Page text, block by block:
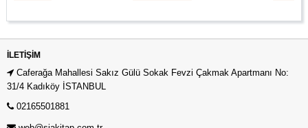
İLETIŞIM
Caferağa Mahallesi Sakız Gülü Sokak Fevzi Çakmak Apartmanı No:
31/4 Kadıköy İSTANBUL
02165501881